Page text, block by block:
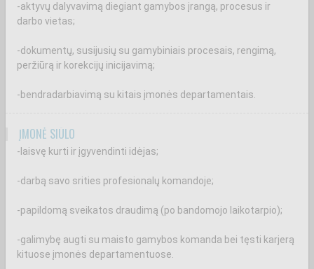
-aktyvų dalyvavimą diegiant gamybos įrangą, procesus ir
darbo vietas;
-dokumentų, susijusių su gamybiniais procesais, rengimą,
peržiūrą ir korekcijų inicijavimą;
-bendradarbiavimą su kitais įmonės departamentais.
ĮMONĖ SIŪLO
-laisvę kurti ir įgyvendinti idėjas;
-darbą savo srities profesionalų komandoje;
-papildomą sveikatos draudimą (po bandomojo laikotarpio);
-galimybę augti su maisto gamybos komanda bei tęsti karjerą
kituose įmonės departamentuose.